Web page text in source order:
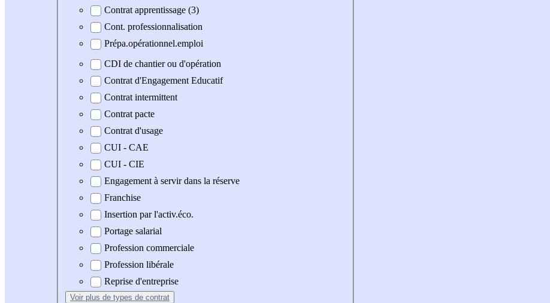
Contrat apprentissage (3)
Cont. professionnalisation
Prépa.opérationnel.emploi
CDI de chantier ou d'opération
Contrat d'Engagement Educatif
Contrat intermittent
Contrat pacte
Contrat d'usage
CUI - CAE
CUI - CIE
Engagement à servir dans la réserve
Franchise
Insertion par l'activ.éco.
Portage salarial
Profession commerciale
Profession libérale
Reprise d'entreprise
Voir plus de types de contrat